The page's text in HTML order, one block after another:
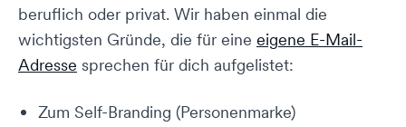
beruflich oder privat. Wir haben einmal die
wichtigsten Gründe, die für eine eigene E-Mail-
Adresse sprechen für dich aufgelistet:
Zum Self-Branding (Personenmarke)